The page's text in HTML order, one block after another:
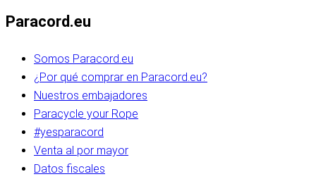
Paracord.eu
Somos Paracord.eu
¿Por qué comprar en Paracord.eu?
Nuestros embajadores
Paracycle your Rope
#yesparacord
Venta al por mayor
Datos fiscales